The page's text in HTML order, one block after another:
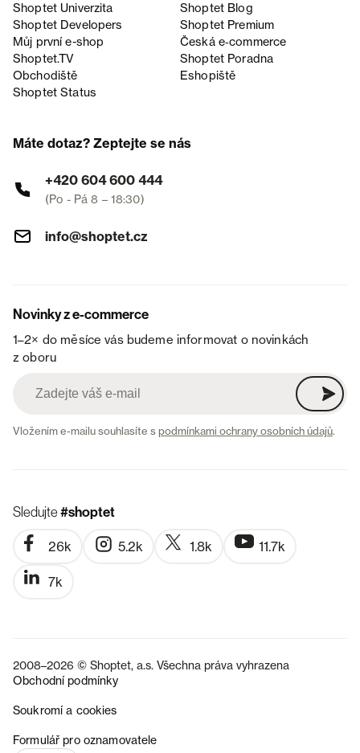
Shoptet Univerzita
Shoptet Blog
Shoptet Developers
Shoptet Premium
Můj první e-shop
Česká e‑commerce
Shoptet.TV
Shoptet Poradna
Obchodiště
Eshopiště
Shoptet Status
Máte dotaz? Zeptejte se nás
+420 604 600 444
(Po - Pá 8 – 18:30)
info@shoptet.cz
Novinky z e-commerce
1–2× do měsíce vás budeme informovat o novinkách
z oboru
Vložením e-mailu souhlasíte spodmínkami ochrany osobních údajů.
Sledujte#shoptet
26k 5.2k 1.8k 11.7k
7k
2008–2026 © Shoptet, a.s. Všechna práva vyhrazena
Obchodní podmínky
Soukromí a cookies
Formulář pro oznamovatele